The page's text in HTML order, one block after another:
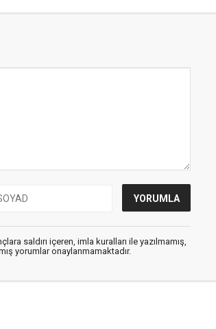
saldırı içeren, imla kuralları ile yazılmamış,
yorumlar onaylanmamaktadır.